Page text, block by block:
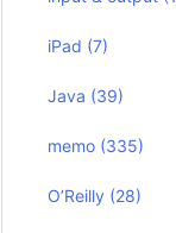
iPad (7)
Java (39)
memo (335)
O’Reilly (28)